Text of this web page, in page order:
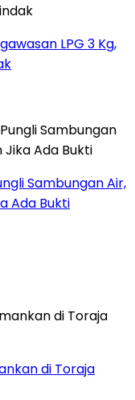
LPG 3 Kg,
Sambungan Air,
Ada Bukti
di Toraja